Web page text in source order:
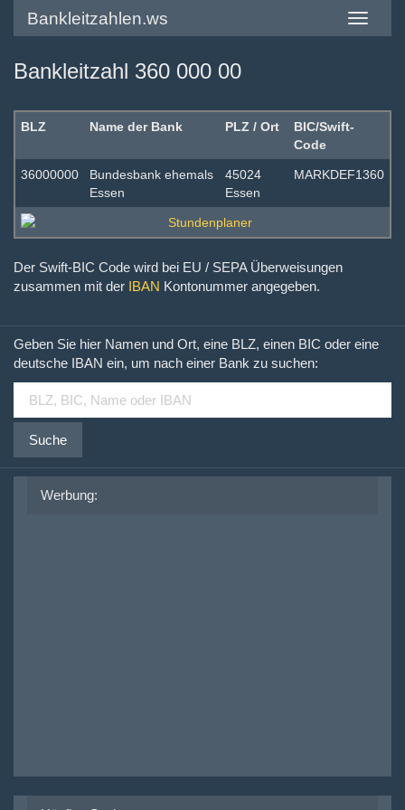
Toggle
Bankleitzahlen.ws
Bankleitzahl 360 000 00
BLZ Name der Bank PLZ / Ort
BIC/Swift-
Code
36000000
Bundesbank ehemals
Essen
45024
Essen
MARKDEF1360
Der Swift-BIC Code wird bei EU / SEPA Überweisungen
zusammen mit der IBAN Kontonummer angegeben.
Geben Sie hier Namen und Ort, eine BLZ, einen BIC oder eine
deutsche IBAN ein, um nach einer Bank zu suchen:
Suche
Werbung: